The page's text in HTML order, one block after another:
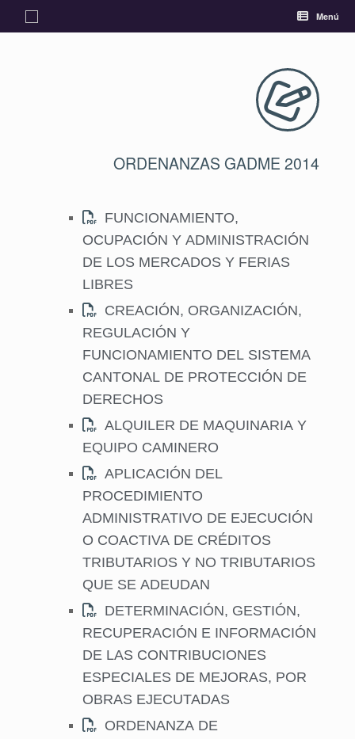
Menú
ORDENANZAS GADME 2014
FUNCIONAMIENTO,
OCUPACIÓN Y ADMINISTRACIÓN
DE LOS MERCADOS Y FERIAS
LIBRES
CREACIÓN, ORGANIZACIÓN,
REGULACIÓN Y
FUNCIONAMIENTO DEL SISTEMA
CANTONAL DE PROTECCIÓN DE
DERECHOS
ALQUILER DE MAQUINARIA Y
EQUIPO CAMINERO
APLICACIÓN DEL
PROCEDIMIENTO
ADMINISTRATIVO DE EJECUCIÓN
O COACTIVA DE CRÉDITOS
TRIBUTARIOS Y NO TRIBUTARIOS
QUE SE ADEUDAN
DETERMINACIÓN, GESTIÓN,
RECUPERACIÓN E INFORMACIÓN
DE LAS CONTRIBUCIONES
ESPECIALES DE MEJORAS, POR
OBRAS EJECUTADAS
ORDENANZA DE